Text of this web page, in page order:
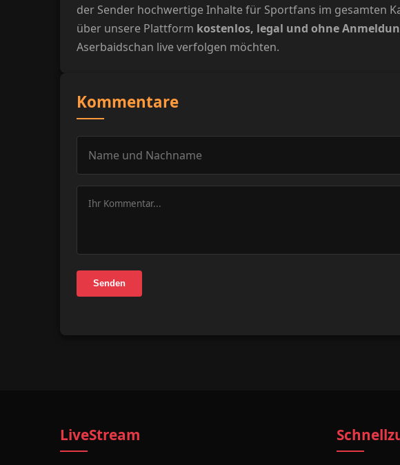
der Sender hochwertige Inhalte für Sportfans im gesamten
über unsere Plattform kostenlos, legal und ohne
Aserbaidschan live verfolgen möchten.
Kommentare
Senden
LiveStream